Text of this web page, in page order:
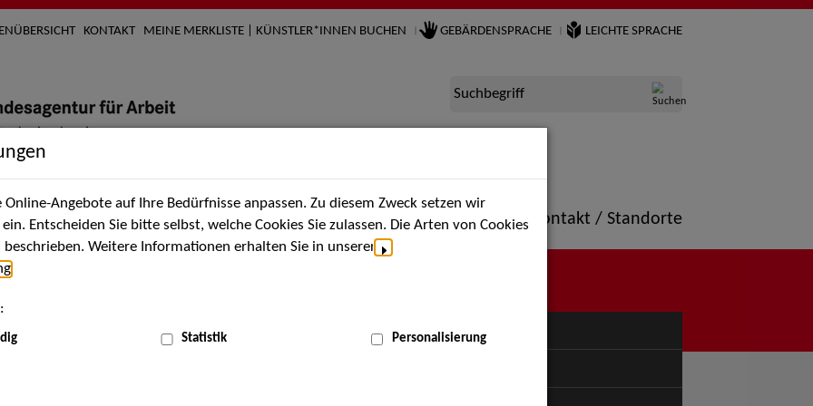
KONTAKT MEINE MERKLISTE | KÜNSTLER*INNEN BUCHEN GEBÄRDENSPRACHE LEICHTE SPRACHE
Suchbegriff
Künstler*innen Über uns Aktuelles Termine Portfolio Kontakt / Standorte
MENÜ
Angebote auf Ihre Bedürfnisse anpassen. Zu diesem Zweck setzen wir
Entscheiden Sie bitte selbst, welche Cookies Sie zulassen. Die Arten von Cookies
Weitere Informationen erhalten Sie in unserer
Statistik Personalisierung